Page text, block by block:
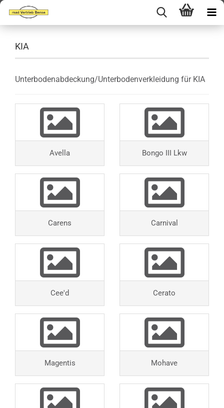
KIA
Unterbodenabdeckung/Unterbodenverkleidung für KIA
Avella Bongo III Lkw
Carens Carnival
Cee'd Cerato
Magentis Mohave